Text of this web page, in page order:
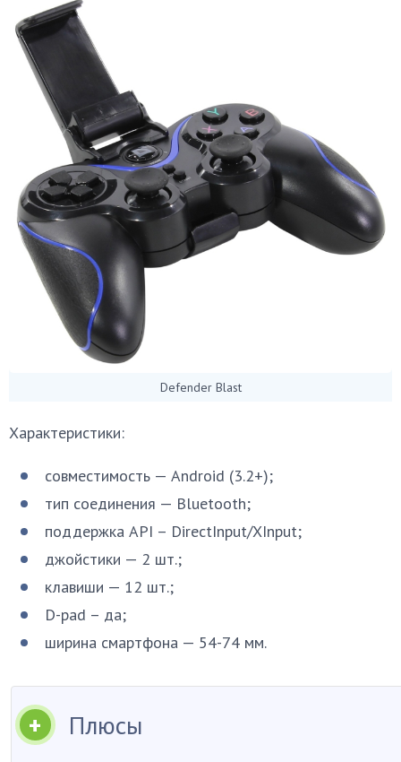
Defender Blast
Характеристики:
совместимость — Android (3.2+);
тип соединения — Bluetooth;
поддержка API – DirectInput/XInput;
джойстики — 2 шт.;
клавиши — 12 шт.;
D-pad – да;
ширина смартфона — 54-74 мм.
Плюсы